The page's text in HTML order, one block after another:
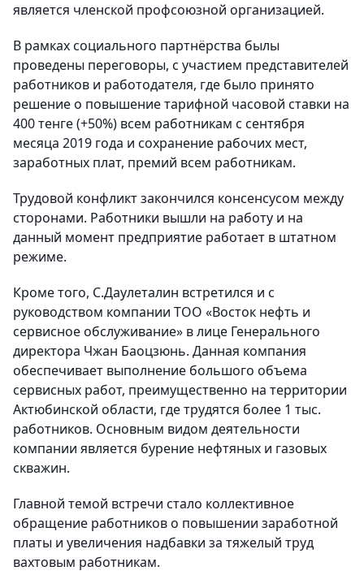
является членской профсоюзной организацией.
В рамках социального партнёрства былы
проведены переговоры, с участием представителей
работников и работодателя, где было принято
решение о повышение тарифной часовой ставки на
400 тенге (+50%) всем работникам с сентября
месяца 2019 года и сохранение рабочих мест,
заработных плат, премий всем работникам.
Трудовой конфликт закончился консенсусом между
сторонами. Работники вышли на работу и на
данный момент предприятие работает в штатном
режиме.
Кроме того, С.Даулеталин встретился и с
руководством компании ТОО «Восток нефть и
сервисное обслуживание» в лице Генерального
директора Чжан Баоцзюнь. Данная компания
обеспечивает выполнение большого объема
сервисных работ, преимущественно на территории
Актюбинской области, где трудятся более 1 тыс.
работников. Основным видом деятельности
компании является бурение нефтяных и газовых
скважин.
Главной темой встречи стало коллективное
обращение работников о повышении заработной
платы и увеличения надбавки за тяжелый труд
вахтовым работникам.